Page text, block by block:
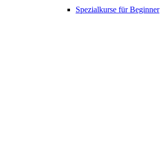
Spezialkurse für Beginner